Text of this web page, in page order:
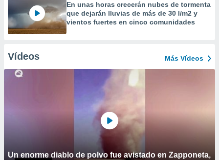
En unas horas crecerán nubes de tormenta
que dejarán lluvias de más de 30 l/m2 y
vientos fuertes en cinco comunidades
Vídeos Más Vídeos
Un enorme diablo de polvo fue avistado en Zapponeta,